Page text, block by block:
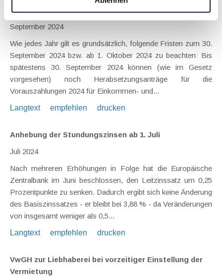
Anspruchsverzinsung
September 2024
Wie jedes Jahr gilt es grundsätzlich, folgende Fristen zum 30.
September 2024 bzw. ab 1. Oktober 2024 zu beachten: Bis
spätestens 30. September 2024 können (wie im Gesetz
vorgesehen) noch Herabsetzungsanträge für die
Vorauszahlungen 2024 für Einkommen- und...
Langtext
empfehlen drucken
Anhebung der Stundungszinsen ab 1. Juli
Juli 2024
Nach mehreren Erhöhungen in Folge hat die Europäische
Zentralbank im Juni beschlossen, den Leitzinssatz um 0,25
Prozentpunkte zu senken. Dadurch ergibt sich keine Änderung
des Basiszinssatzes - er bleibt bei 3,88 % - da Veränderungen
von insgesamt weniger als 0,5...
Langtext
empfehlen drucken
VwGH zur Liebhaberei bei vorzeitiger Einstellung der
Vermietung